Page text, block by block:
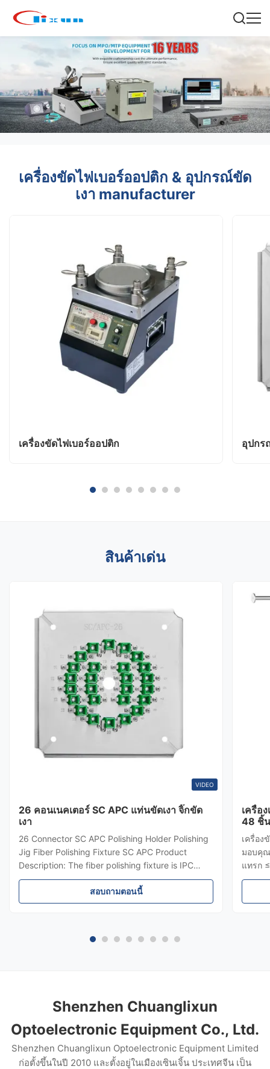
เครื่องขัดไฟเบอร์ออปติก & อุปกรณ์ขัด
เงา manufacturer
เครื่องขัดไฟเบอร์ออปติก อุปกร
สินค้าเด่น
VIDEO
26 คอนเนคเตอร์ SC APC แท่นขัดเงา จิ๊กขัด
เงา
26 Connector SC APC Polishing Holder Polishing
Jig Fiber Polishing Fixture SC APC Product
Description: The fiber polishing fixture is IPC
Structure, Independent compression of each
connector. The fiber polishing fixture pass rate
with Interference> = 98% (100% Typical,
สอบถามตอนนี้
เครื่อ
48 ชิ้
98%
เครื่อง
มอบคุณ
แทรก
ประมว
ส่งผ่าน
Shenzhen Chuanglixun
Optoelectronic Equipment Co., Ltd.
Shenzhen Chuanglixun Optoelectronic Equipment Limited
ก่อตั้งขึ้นในปี 2010 และตั้งอยู่ในเมืองเซินเจิ้น ประเทศจีน เป็น